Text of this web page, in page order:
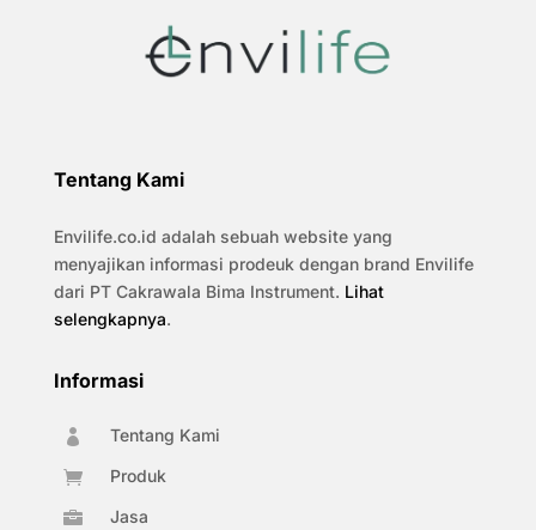
Tentang Kami
Envilife.co.id adalah sebuah website yang
menyajikan informasi prodeuk dengan brand Envilife
dari PT Cakrawala Bima Instrument. Lihat
selengkapnya.
Informasi
 Tentang Kami
 Produk
 Jasa